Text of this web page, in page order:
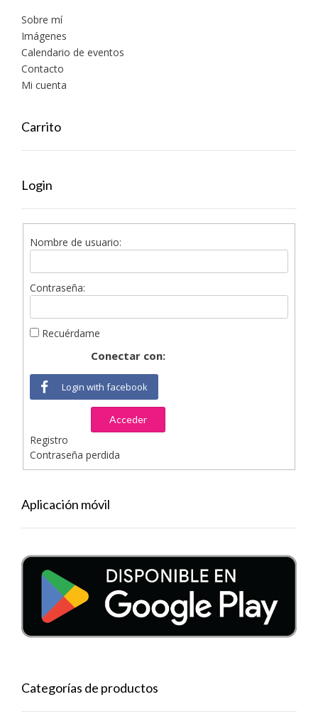
Sobre mí
Imágenes
Calendario de eventos
Contacto
Mi cuenta
Carrito
Login
Nombre de usuario:
Contraseña:
Recuérdame
Conectar con:
Login with facebook
Acceder
Registro
Contraseña perdida
Aplicación móvil
Categorías de productos